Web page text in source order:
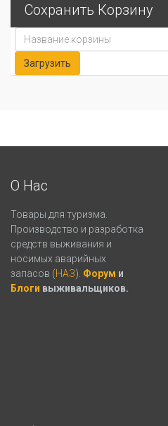
Сохранить Корзину
О Нас
Товары для туризма.
Производство и разработка
средств выживания и
носимых аварийных
запасов (НАЗ). Форум и
Блоги выживальщиков.